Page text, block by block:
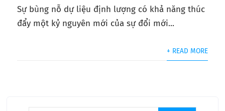
Sự bùng nỗ dự liệu định lượng có khả năng thúc
đẩy một kỷ nguyên mới của sự đổi mới...
+ READ MORE